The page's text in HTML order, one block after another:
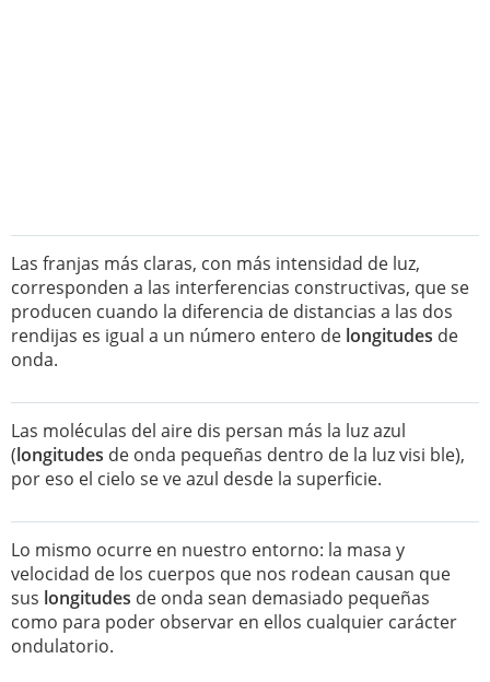
Las franjas más claras, con más intensidad de luz,
corresponden a las interferencias constructivas, que se
producen cuando la diferencia de distancias a las dos
rendijas es igual a un número entero de longitudes de
onda.
Las moléculas del aire dis persan más la luz azul
(longitudes de onda pequeñas dentro de la luz visi ble),
por eso el cielo se ve azul desde la superficie.
Lo mismo ocurre en nuestro entorno: la masa y
velocidad de los cuerpos que nos rodean causan que
sus longitudes de onda sean demasiado pequeñas
como para poder observar en ellos cualquier carácter
ondulatorio.